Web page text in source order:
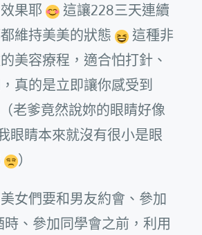
果耶
這讓228三天連續
維持美美的狀態
這種非
美容療程，適合怕打針、
真的是立即讓你感受到
老爹竟然說妳的眼睛好像
眼睛本來就沒有很小是眼
）
女們要和男友約會、參加
時、參加同學會之前，利用